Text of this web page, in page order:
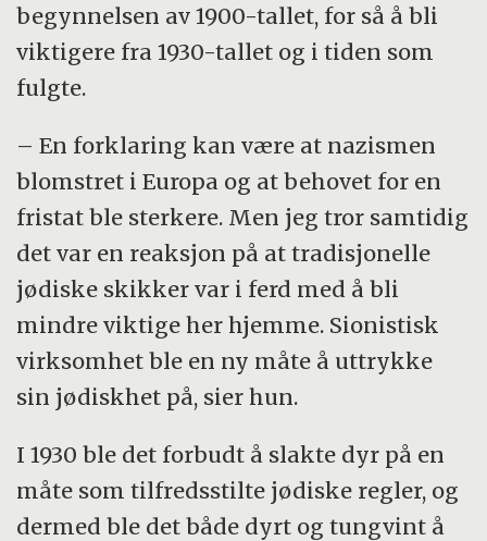
begynnelsen av 1900-tallet, for så å bli
viktigere fra 1930-tallet og i tiden som
fulgte.
– En forklaring kan være at nazismen
blomstret i Europa og at behovet for en
fristat ble sterkere. Men jeg tror samtidig
det var en reaksjon på at tradisjonelle
jødiske skikker var i ferd med å bli
mindre viktige her hjemme. Sionistisk
virksomhet ble en ny måte å uttrykke
sin jødiskhet på, sier hun.
I 1930 ble det forbudt å slakte dyr på en
måte som tilfredsstilte jødiske regler, og
dermed ble det både dyrt og tungvint å